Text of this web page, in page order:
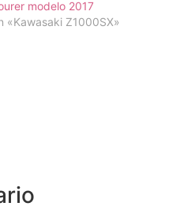
modelo 2017
«Kawasaki Z1000SX»